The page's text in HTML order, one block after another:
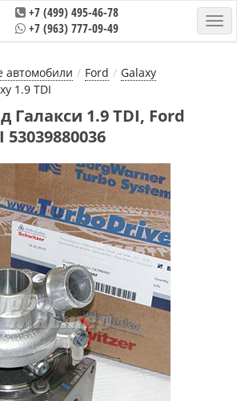
+7 (499) 495-46-78
+7 (963) 777-09-49
автомобили Ford
Galaxy
1.9 TDI
Галакси 1.9 TDI, Ford
53039880036